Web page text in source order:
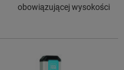
obowiązującej wysokości